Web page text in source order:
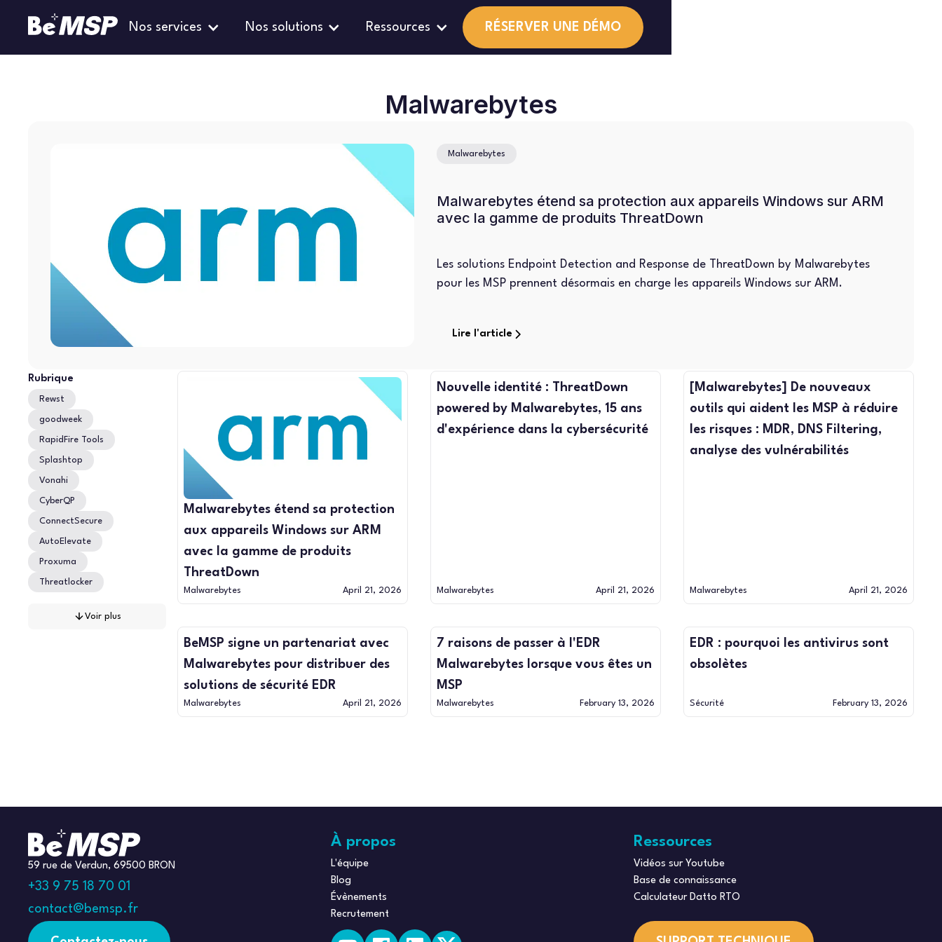
Nos services Nos solutions Ressources RÉSERVER UNE DÉMO
Malwarebytes
Malwarebytes
Malwarebytes étend sa protection aux appareils Windows sur ARM
avec la gamme de produits ThreatDown
Les solutions Endpoint Detection and Response de ThreatDown by Malwarebytes
pour les MSP prennent désormais en charge les appareils Windows sur ARM.
Lire l'article
Rubrique
Rewst
goodweek
RapidFire Tools
Splashtop
Vonahi
CyberQP
ConnectSecure
AutoElevate
Proxuma
Threatlocker
Voir plus
Malwarebytes étend sa protection
aux appareils Windows sur ARM
avec la gamme de produits
ThreatDown
Malwarebytes April 21, 2026
Nouvelle identité : ThreatDown
powered by Malwarebytes, 15 ans
d'expérience dans la cybersécurité
Malwarebytes April 21, 2026
[Malwarebytes] De nouveaux
outils qui aident les MSP à réduire
les risques : MDR, DNS Filtering,
analyse des vulnérabilités
Malwarebytes April 21, 2026
BeMSP signe un partenariat avec
Malwarebytes pour distribuer des
solutions de sécurité EDR
Malwarebytes April 21, 2026
7 raisons de passer à l'EDR
Malwarebytes lorsque vous êtes un
MSP
Malwarebytes February 13, 2026
EDR : pourquoi les antivirus sont
obsolètes
Sécurité February 13, 2026
59 rue de Verdun, 69500 BRON
+33 9 75 18 70 01
contact@bemsp.fr
À propos
L'équipe
Blog
Évènements
Recrutement
Ressources
Vidéos sur Youtube
Base de connaissance
Calculateur Datto RTO